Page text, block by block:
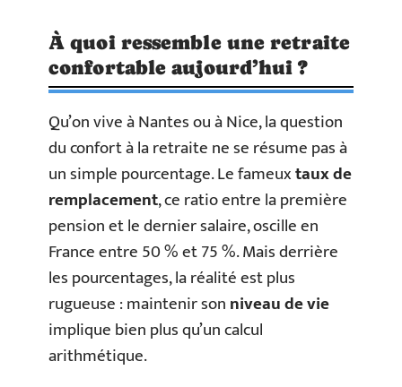
À quoi ressemble une retraite
confortable aujourd’hui ?
Qu’on vive à Nantes ou à Nice, la question
du confort à la retraite ne se résume pas à
un simple pourcentage. Le fameuxtaux de
remplacement, ce ratio entre la première
pension et le dernier salaire, oscille en
France entre 50 % et 75 %. Mais derrière
les pourcentages, la réalité est plus
rugueuse : maintenir sonniveau de vie
implique bien plus qu’un calcul
arithmétique.